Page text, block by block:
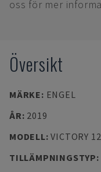
oss för mer
Översikt
MÄRKE: ENGEL
ÅR: 2019
MODELL:VICTORY
TILLÄMPNINGSTYP: